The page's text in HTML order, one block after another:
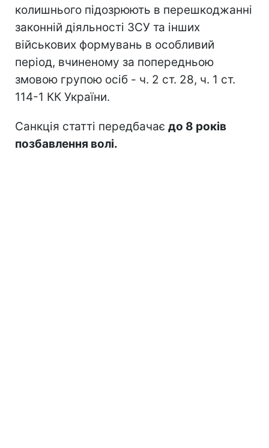
колишнього підозрюють в перешкоджанні
законній діяльності ЗСУ та інших
військових формувань в особливий
період, вчиненому за попередньою
змовою групою осіб - ч. 2 ст. 28, ч. 1 ст.
114-1 КК України.
Санкція статті передбачає до 8 років
позбавлення волі.